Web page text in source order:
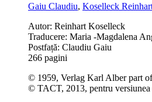
Gaiu Claudiu, Koselleck
Autor: Reinhart Koselleck
Traducere: Maria -Magdalena
Postfață: Claudiu Gaiu
266 pagini
© 1959, Verlag Karl Alber part
© TACT, 2013, pentru versiunea